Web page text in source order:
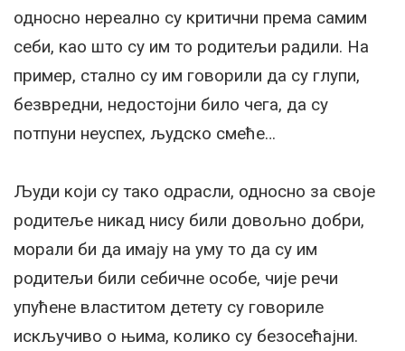
односно нереално су критични према самим
себи, као што су им то родитељи радили. На
пример, стално су им говорили да су глупи,
безвредни, недостојни било чега, да су
потпуни неуспех, људско смеће…
Људи који су тако одрасли, односно за своје
родитеље никад нису били довољно добри,
морали би да имају на уму то да су им
родитељи били себичне особе, чије речи
упућене властитом детету су говориле
искључиво о њима, колико су безосећајни.